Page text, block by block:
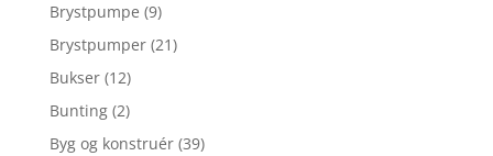
Brystpumpe (9)
Brystpumper (21)
Bukser (12)
Bunting (2)
Byg og konstruér (39)